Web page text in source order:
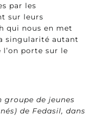
par les
sur leurs
qui nous en met
singularité autant
porte sur le
groupe de jeunes
de Fedasil, dans